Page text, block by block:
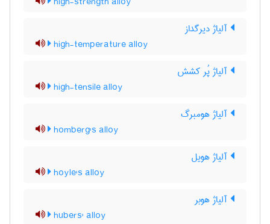
آلیاژ دیرگداز
high-temperature alloy
آلیاژ پُر کشش
high-tensile alloy
آلیاژ هومبرگ
homberg's alloy
آلیاژ هویل
hoyle's alloy
آلیاژ هوبر
hubers' alloy